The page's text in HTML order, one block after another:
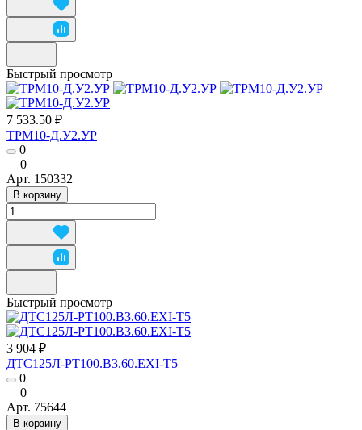
Быстрый просмотр
7 533.50 ₽
ТРМ10-Д.У2.УР
0
0
Арт. 150332
В корзину
Быстрый просмотр
3 904 ₽
ДТС125Л-РТ100.В3.60.ЕХI-Т5
0
0
Арт. 75644
В корзину